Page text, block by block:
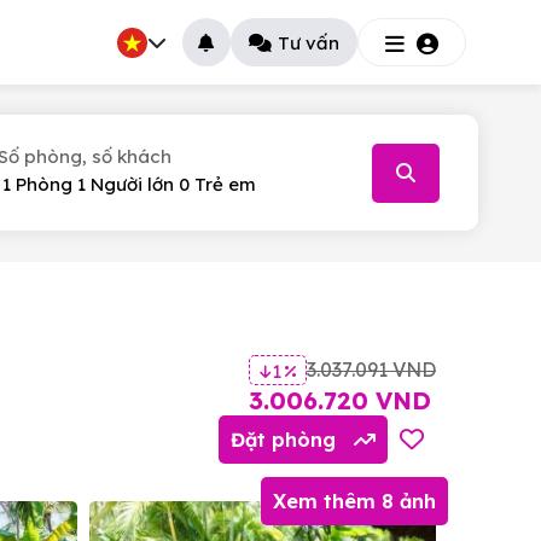
Tư vấn
28
29
phòng, số khách
1 % 3.037.091 VND
3.006.720 VND
Đặt phòng
Xem thêm 8 ảnh